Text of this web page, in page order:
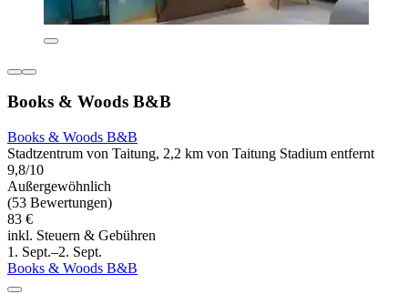
Books & Woods B&B
Books & Woods B&B
Stadtzentrum von Taitung, 2,2 km von Taitung Stadium entfernt
9,8/10
Außergewöhnlich
(53 Bewertungen)
83 €
inkl. Steuern & Gebühren
1. Sept.–2. Sept.
Books & Woods B&B